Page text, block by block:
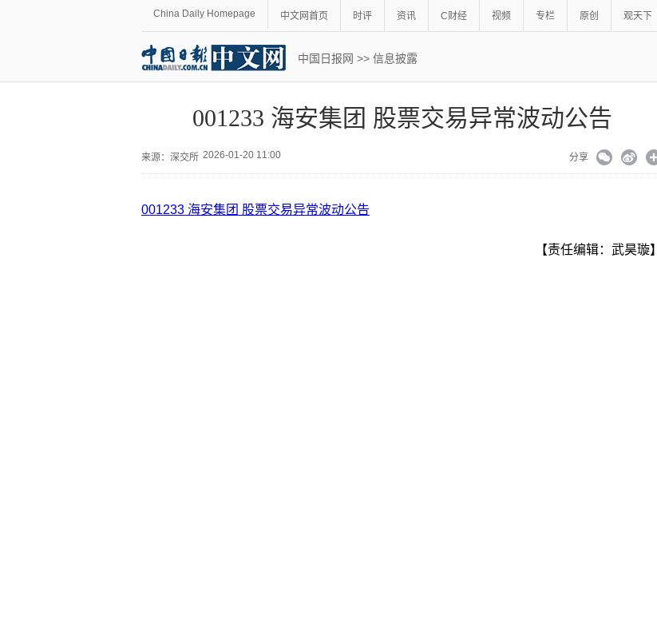
China Daily Homepage 中文网首页 时评 资讯 C财经 视频 专栏 原创 观天下
中国日报网 >> 信息披露
001233 海安集团 股票交易异常波动公告
来源： 深交所 2026-01-20 11:00 分享
001233 海安集团 股票交易异常波动公告
【责任编辑：武昊璇】